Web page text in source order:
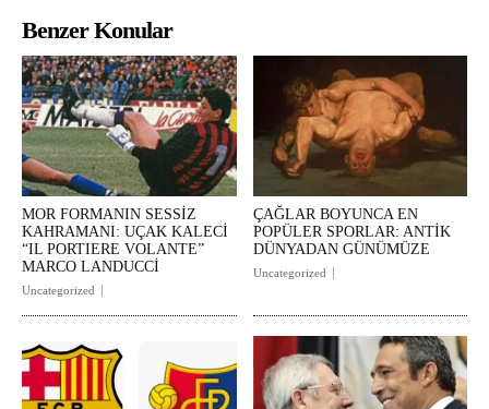
Benzer Konular
MOR FORMANIN SESSİZ
KAHRAMANI: UÇAK KALECİ
“IL PORTIERE VOLANTE”
MARCO LANDUCCİ
Uncategorized
ÇAĞLAR BOYUNCA EN
POPÜLER SPORLAR: ANTİK
DÜNYADAN GÜNÜMÜZE
Uncategorized